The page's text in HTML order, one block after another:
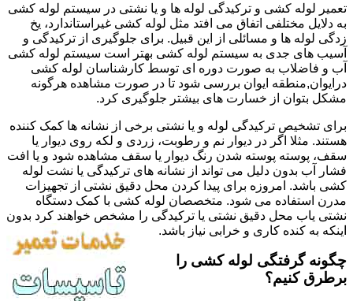
تعمیر لوله کشی و ترکیدگی لوله ها و یا نشتی در سیستم لوله کشی
به دلایل مختلفی اتفاق می افتد مثل لوله کشی غیراستاندارد، یخ
زدگی لوله ها و مسائلی از این قبیل. برای جلوگیری از ترکیدگی و
آسیب های جدی به سیستم لوله کشی بهتر است سیستم لوله کشی
آب و فاضلاب به صورت دوره ای توسط کارشناسان لوله کشی
درایوان,منطقه ایوان بررسی شود تا در صورت مشاهده هرگونه
مشکل بتوان از خسارت های بیشتر جلوگیری کرد.
برای تشخیص ترکیدگی لوله و یا نشتی برخی از نشانه ها کمک کننده
هستند. مثلا اگر در دیوار نم و رطوبت، زردی و لکه روی دیوار یا
سقف، پوسته پوسته شدن رنگ دیوار یا سقف مشاهده شود و یا افت
فشار آب بدون دلیل می تواند از نشانه های ترکیدگی یا نشت لوله
کشی باشد. امروزه برای پیدا کردن محل دقیق نشتی از تجهیزات
مدرن استفاده می شود. متخصصان لوله کشی با کمک دستگاه
نشتی یاب محل دقیق نشتی یا ترکیدگی را مشخص خواهند کرد بدون
اینکه به کنده کاری و خرابی نیاز باشد.
چگونه گرفتگی لوله کشی را
برطرق کنیم؟